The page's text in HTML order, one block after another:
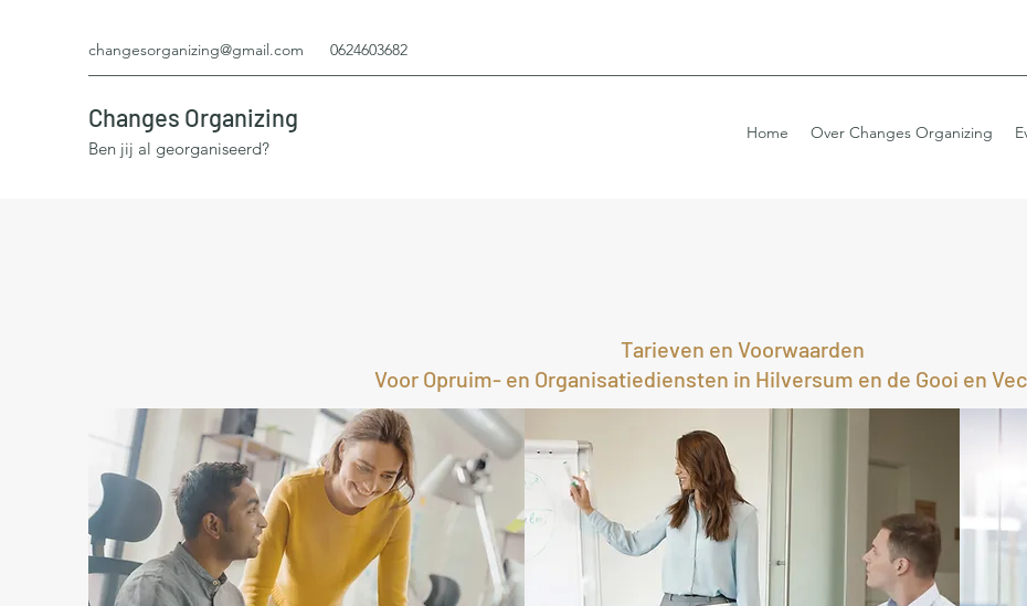
changesorganizing@gmail.com 0624603682
Changes Organizing
Ben jij al georganiseerd?
Home Over Changes Organizing
Tarieven en Voorwaarden
Voor Opruim- en Organisatiediensten in Hilversum en de Gooi en